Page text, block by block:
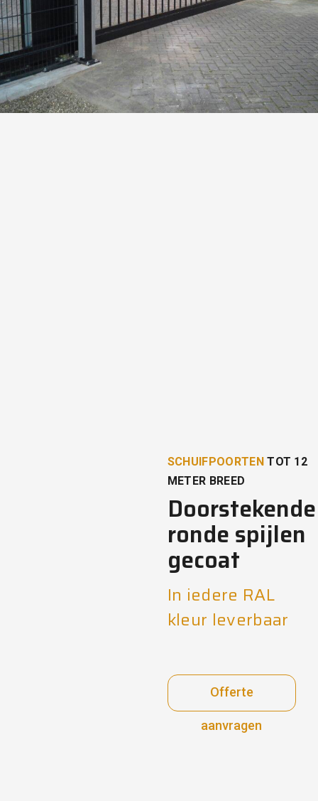
SCHUIFPOORTENTOT 12
METER BREED
Doorstekende
ronde spijlen
gecoat
In iedere RAL
kleur leverbaar
Offerte
aanvragen